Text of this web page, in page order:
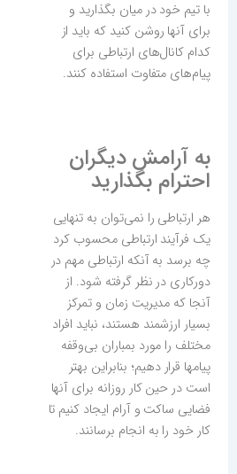
با تیم خود در میان بگذارید و
برای آنها روشن کنید که باید از
کدام کانال‌های ارتباطی برای
پیام‌های متفاوت استفاده کنند.
به آرامش دیگران
احترام بگذارید
هر ارتباطی را نمی‌توان به تنهایی
یک فرآیند ارتباطی محسوب کرد
چه برسد به آنکه ارتباطی مهم در
دورکاری در نظر گرفته شود. از
آنجا که مدیریت زمان و تمرکز
بسیار ارزشمند هستند، نباید افراد
مختلف را مورد بمباران بی‌وقفه
پیامها قرار دهیم؛ بنابراین بهتر
است در حین کار روزانه برای آنها
فضایی ساکت و آرام ایجاد کنیم تا
کار خود را به انجام برسانند.